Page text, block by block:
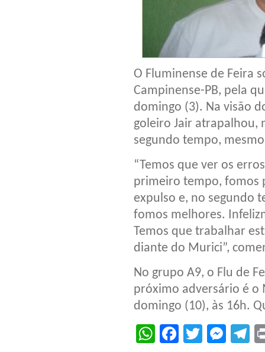
O Fluminense de Feira
Campinense-PB, pela
domingo (3). Na visão
goleiro Jair atrapalhou,
segundo tempo,
“Temos que ver os
primeiro tempo, fomos
expulso e, no segundo
fomos melhores.
Temos que trabalhar
diante do Murici”,
No grupo A9, o Flu de
próximo adversário é o
domingo (10), às 16h.
WhatsApp
Facebook
Twitter